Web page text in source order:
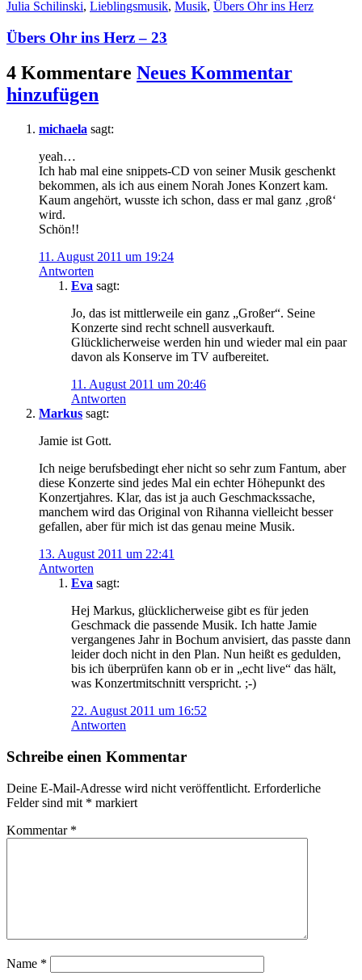
Julia Schilinski, Lieblingsmusik, Musik, Übers Ohr ins Herz
Übers Ohr ins Herz – 23
4 Kommentare Neues Kommentar
hinzufügen
michaela sagt:
yeah…
Ich hab mal eine snippets-CD von seiner Musik geschenkt
bekommen, als ich aus einem Norah Jones Konzert kam.
Kaum angehört, wusste ich schon, dass er mal ganz ‚groß‘
wird.
Schön!!
11. August 2011 um 19:24
Antworten
Eva sagt:
Jo, das ist mittlerweile ein ganz „Großer“. Seine
Konzerte sind recht schnell ausverkauft.
Glücklicherweise werden hin und wieder mal ein paar
davon als Konserve im TV aufbereitet.
11. August 2011 um 20:46
Antworten
Markus sagt:
Jamie ist Gott.
Ich neige berufsbedingt eher nicht so sehr zum Fantum, aber
diese Konzerte sind jedes Mal ein echter Höhepunkt des
Konzertjahres. Klar, das ist ja auch Geschmackssache,
manchem wird das Original von Rihanna vielleicht besser
gefallen, aber für mich ist das genau meine Musik.
13. August 2011 um 22:41
Antworten
Eva sagt:
Hej Markus, glücklicherweise gibt es für jeden
Geschmack die passende Musik. Ich hatte Jamie
vergangenes Jahr in Bochum anvisiert, das passte dann
leider doch nicht in den Plan. Nun heißt es gedulden,
bis ich überprüfen kann ob er in „echt live“ das hält,
was Konzertmitschnitt verspricht. ;-)
22. August 2011 um 16:52
Antworten
Schreibe einen Kommentar
Deine E-Mail-Adresse wird nicht veröffentlicht. Erforderliche
Felder sind mit * markiert
Kommentar *
Name *